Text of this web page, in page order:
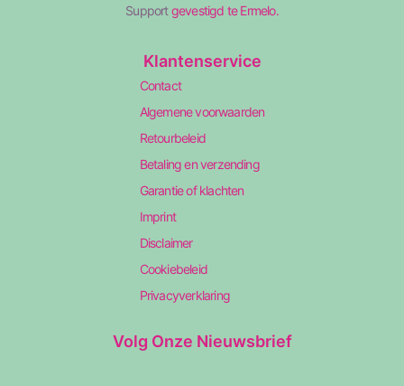
Supportgevestigd te Ermelo.
Klantenservice
Contact
Algemene voorwaarden
Retourbeleid
Betaling en verzending
Garantie of klachten
Imprint
Disclaimer
Cookiebeleid
Privacyverklaring
Volg Onze Nieuwsbrief